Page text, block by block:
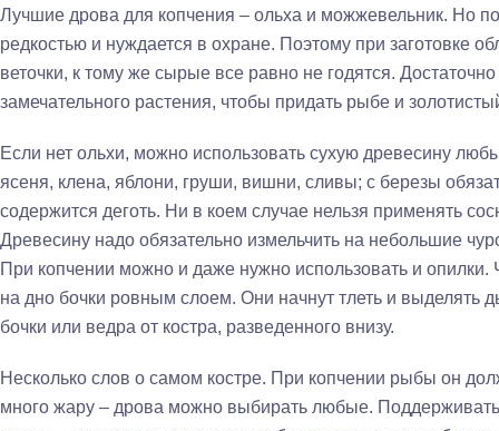
Лучшие дрова для копчения – ольха и можжевельник. Но
редкостью и нуждается в охране. Поэтому при заготовке
веточки, к тому же сырые все равно не годятся. Достаточно
замечательного растения, чтобы придать рыбе и
Если нет ольхи, можно использовать сухую древесину
ясеня, клена, яблони, груши, вишни, сливы; с березы
содержится деготь. Ни в коем случае нельзя применять
Древесину надо обязательно измельчить на небольшие
При копчении можно и даже нужно использовать и опилки.
на дно бочки ровным слоем. Они начнут тлеть и выделять
бочки или ведра от костра, разведенного внизу.
Несколько слов о самом костре. При копчении рыбы он
много жару – дрова можно выбирать любые.